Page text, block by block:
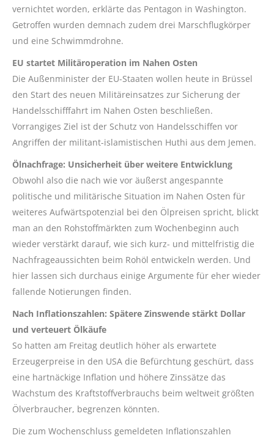
vernichtet worden, erklärte das Pentagon in Washington.
Getroffen wurden demnach zudem drei Marschflugkörper
und eine Schwimmdrohne.
EU startet Militäroperation im Nahen Osten
Die Außenminister der EU-Staaten wollen heute in Brüssel
den Start des neuen Militäreinsatzes zur Sicherung der
Handelsschifffahrt im Nahen Osten beschließen.
Vorrangiges Ziel ist der Schutz von Handelsschiffen vor
Angriffen der militant-islamistischen Huthi aus dem Jemen.
Ölnachfrage: Unsicherheit über weitere Entwicklung
Obwohl also die nach wie vor äußerst angespannte
politische und militärische Situation im Nahen Osten für
weiteres Aufwärtspotenzial bei den Ölpreisen spricht, blickt
man an den Rohstoffmärkten zum Wochenbeginn auch
wieder verstärkt darauf, wie sich kurz- und mittelfristig die
Nachfrageaussichten beim Rohöl entwickeln werden. Und
hier lassen sich durchaus einige Argumente für eher wieder
fallende Notierungen finden.
Nach Inflationszahlen: Spätere Zinswende stärkt Dollar
und verteuert Ölkäufe
So hatten am Freitag deutlich höher als erwartete
Erzeugerpreise in den USA die Befürchtung geschürt, dass
eine hartnäckige Inflation und höhere Zinssätze das
Wachstum des Kraftstoffverbrauchs beim weltweit größten
Ölverbraucher, begrenzen könnten.
Die zum Wochenschluss gemeldeten Inflationszahlen